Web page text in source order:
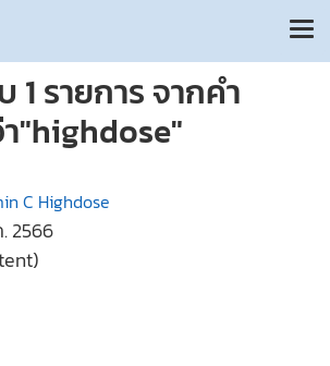
1 รายการ จากคำ
"highdose"
C Highdose
. 2566